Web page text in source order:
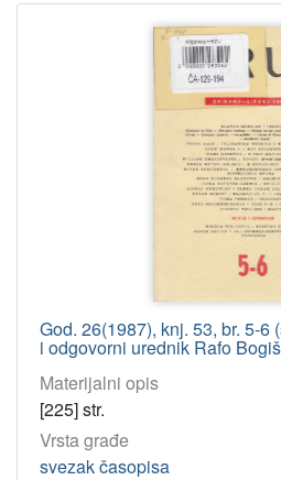
God. 26(1987), knj. 53, br. 5-
i odgovorni urednik Rafo
Materijalni opis
[225] str.
Vrsta građe
svezak časopisa